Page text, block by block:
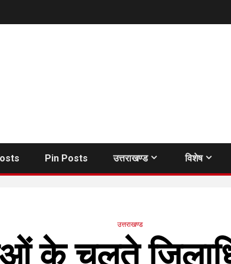
Pin Posts उत्तराखण्ड विशेष
उत्तराखण्ड
के चलते